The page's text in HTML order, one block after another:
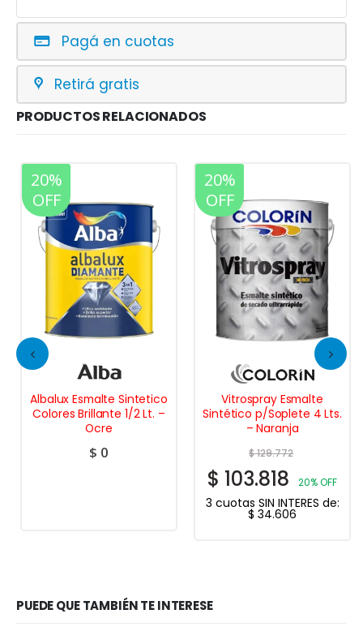
Pagá en cuotas
Retirá gratis
PRODUCTOS RELACIONADOS
20%
OFF
Albalux Esmalte Sintetico
Colores Brillante 1/2 Lt. –
Ocre
$ 0
20%
OFF
Vitrospray Esmalte
Sintético p/Soplete 4 Lts.
– Naranja
$129.772
$ 103.818 20% OFF
3 cuotas SIN INTERES de:
$ 34.606
PUEDE QUE TAMBIÉN TE INTERESE